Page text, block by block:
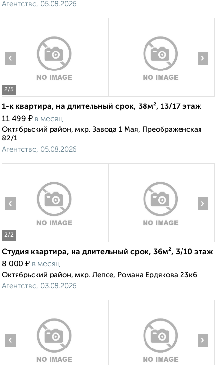
Агентство, 05.08.2026
2/5
‹ ›
1-к квартира, на длительный срок, 38м², 13/17 этаж
11 499 ₽ в месяц
Октябрьский район, мкр. Завода 1 Мая, Преображенская
82/1
Агентство, 05.08.2026
2/2
‹ ›
Студия квартира, на длительный срок, 36м², 3/10 этаж
8 000 ₽ в месяц
Октябрьский район, мкр. Лепсе, Романа Ердякова 23к6
Агентство, 03.08.2026
‹ ›